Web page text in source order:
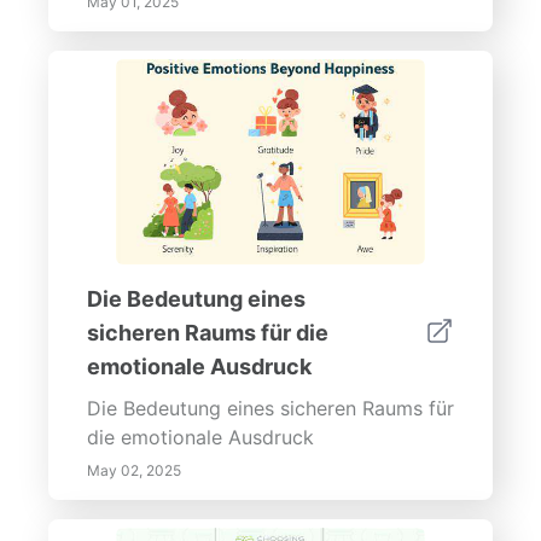
und Erfolge von Kindern und stärken
die Freude am Entdecken. Dieser
umfassende Leitfaden hebt hervor, wie
man Problemlösungsfähigkeiten,
emotionale Intelligenz und eine
lebenslange Liebe zum Lernen in
frühkindlichen Bildungsumgebungen
fördern kann.
Die Bedeutung eines
sicheren Raums für die
emotionale Ausdruck
Die Bedeutung eines sicheren Raums für
die emotionale Ausdruck
May 02, 2025